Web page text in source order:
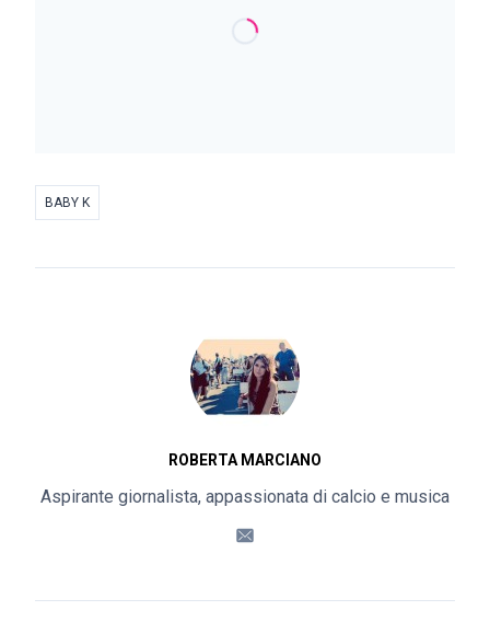
BABY K
ROBERTA MARCIANO
Aspirante giornalista, appassionata di calcio e musica